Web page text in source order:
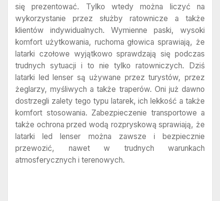
się prezentować. Tylko wtedy można liczyć na
wykorzystanie przez służby ratownicze a także
klientów indywidualnych. Wymienne paski, wysoki
komfort użytkowania, ruchoma głowica sprawiają, że
latarki czołowe wyjątkowo sprawdzają się podczas
trudnych sytuacji i to nie tylko ratowniczych. Dziś
latarki led lenser są używane przez turystów, przez
żeglarzy, myśliwych a także traperów. Oni już dawno
dostrzegli zalety tego typu latarek, ich lekkość a także
komfort stosowania. Zabezpieczenie transportowe a
także ochrona przed wodą rozpryskową sprawiają, że
latarki led lenser można zawsze i bezpiecznie
przewozić, nawet w trudnych warunkach
atmosferycznych i terenowych.